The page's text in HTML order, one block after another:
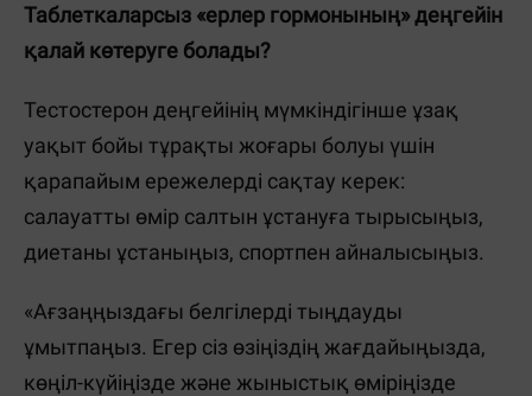
Таблеткаларсыз «ерлер гормонының» деңгейін
қалай көтеруге болады?
Тестостерон деңгейінің мүмкіндігінше ұзақ
уақыт бойы тұрақты жоғары болуы үшін
қарапайым ережелерді сақтау керек:
салауатты өмір салтын ұстануға тырысыңыз,
диетаны ұстаныңыз, спортпен айналысыңыз.
«Ағзаңңыздағы белгілерді тыңдауды
ұмытпаңыз. Егер сіз өзіңіздің жағдайыңызда,
көңіл-күйіңізде және жыныстық өміріңізде